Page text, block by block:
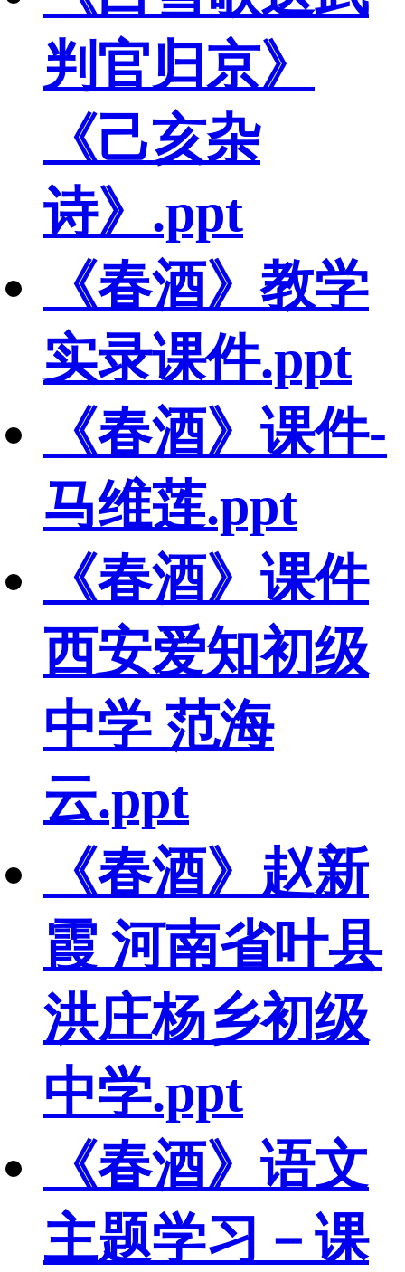
判官归京》
《己亥杂
诗》.ppt
《春酒》教学
实录课件.ppt
《春酒》课件-
马维莲.ppt
《春酒》课件
西安爱知初级
中学 范海
云.ppt
《春酒》赵新
霞 河南省叶县
洪庄杨乡初级
中学.ppt
《春酒》语文
主题学习－课